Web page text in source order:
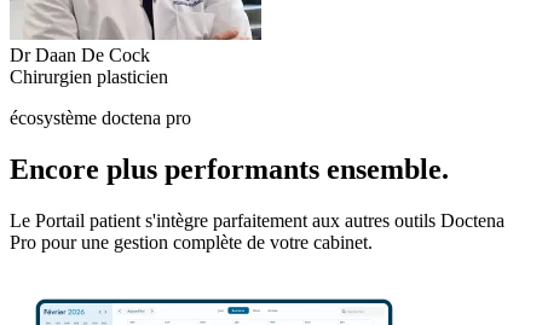
Dr Daan De Cock
Chirurgien plasticien
écosystème doctena pro
Encore plus performants ensemble.
Le Portail patient s'intègre parfaitement aux autres outils Doctena
Pro pour une gestion complète de votre cabinet.